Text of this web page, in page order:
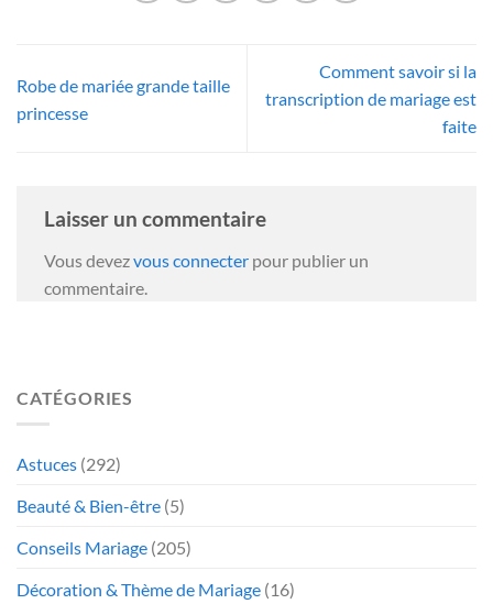
Robe de mariée grande taille
princesse
Comment savoir si la
transcription de mariage est
faite
Laisser un commentaire
Vous devezvous connecter pour publier un
commentaire.
CATÉGORIES
Astuces (292)
Beauté & Bien-être (5)
Conseils Mariage (205)
Décoration & Thème de Mariage (16)